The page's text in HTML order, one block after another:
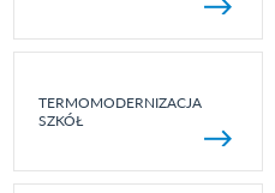
TERMOMODERNIZACJA
SZKÓŁ